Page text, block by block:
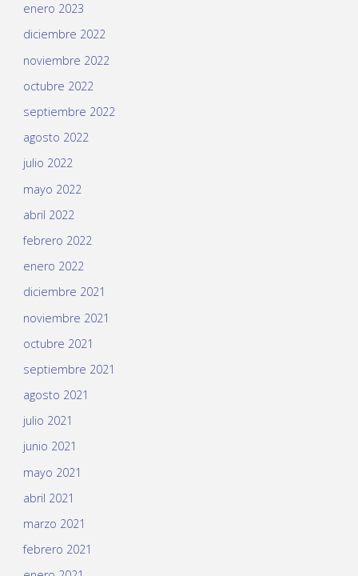
enero 2023
diciembre 2022
noviembre 2022
octubre 2022
septiembre 2022
agosto 2022
julio 2022
mayo 2022
abril 2022
febrero 2022
enero 2022
diciembre 2021
noviembre 2021
octubre 2021
septiembre 2021
agosto 2021
julio 2021
junio 2021
mayo 2021
abril 2021
marzo 2021
febrero 2021